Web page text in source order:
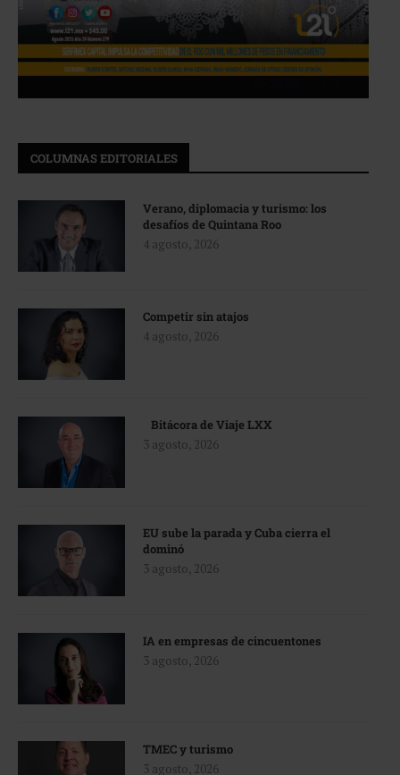
COLUMNAS EDITORIALES
Verano, diplomacia y turismo: los
desafíos de Quintana Roo
4 agosto, 2026
Competir sin atajos
4 agosto, 2026
Bitácora de Viaje LXX
3 agosto, 2026
EU sube la parada y Cuba cierra el
dominó
3 agosto, 2026
IA en empresas de cincuentones
3 agosto, 2026
TMEC y turismo
3 agosto, 2026